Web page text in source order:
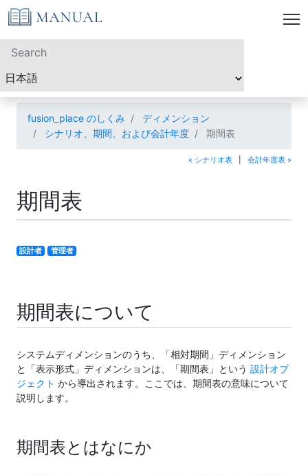
fusion_place のしくみ
ディメンション
シナリオ、期間、および会計年度
期間表
« シナリオ表 会計年度表 »
期間表
設計者 管理者
期間表について
システムディメンションのうち、「相対期間」ディメンション
と「表示形式」ディメンションは、「期間表」という 設計オブ
ジェクト から導出されます。ここでは、期間表の意味について
説明します。
期間表とはなにか